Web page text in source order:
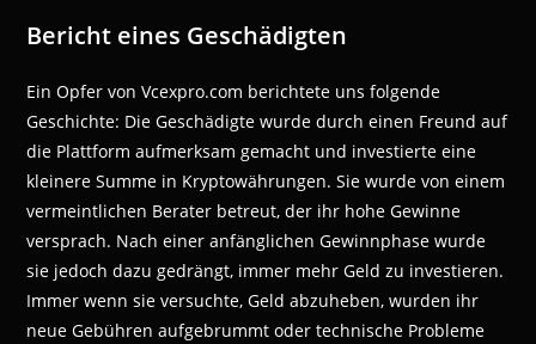
Bericht eines Geschädigten
Ein Opfer von Vcexpro.com berichtete uns folgende
Geschichte: Die Geschädigte wurde durch einen Freund auf
die Plattform aufmerksam gemacht und investierte eine
kleinere Summe in Kryptowährungen. Sie wurde von einem
vermeintlichen Berater betreut, der ihr hohe Gewinne
versprach. Nach einer anfänglichen Gewinnphase wurde
sie jedoch dazu gedrängt, immer mehr Geld zu investieren.
Immer wenn sie versuchte, Geld abzuheben, wurden ihr
neue Gebühren aufgebrummt oder technische Probleme